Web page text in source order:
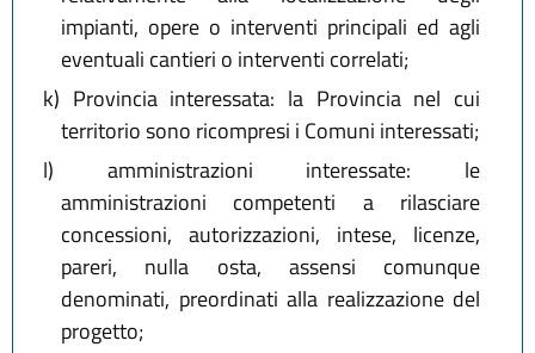
impianti, opere o interventi principali ed agli
eventuali cantieri o interventi correlati;
k) Provincia interessata: la Provincia nel cui
territorio sono ricompresi i Comuni interessati;
l) amministrazioni interessate: le
amministrazioni competenti a rilasciare
concessioni, autorizzazioni, intese, licenze,
pareri, nulla osta, assensi comunque
denominati, preordinati alla realizzazione del
progetto;